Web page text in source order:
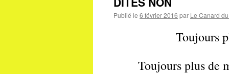
Publié le 6 février 2016 par Le Canard
Toujours
Toujours plus de